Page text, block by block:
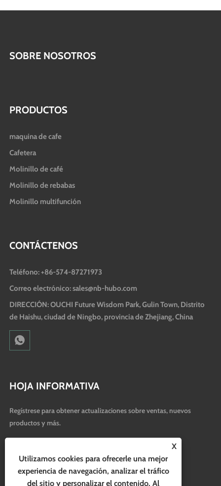
SOBRE NOSOTROS
PRODUCTOS
maquina de cafe
Cafetera
Molinillo de café
Molinillo de rebabas
Molinillo multifunción
CONTÁCTENOS
Teléfono: +86-574-87271973
Correo electrónico: sales@nb-hubo.com
DIRECCIÓN: OUCHI Future Wisdom Park, Gulin Town, Distrito
de Haishu, ciudad de Ningbo, provincia de Zhejiang, China
HOJA INFORMATIVA
Regístrese para obtener actualizaciones sobre ventas, nuevos
productos y más.
X
Utilizamos cookies para ofrecerle una mejor
experiencia de navegación, analizar el tráfico
del sitio y personalizar el contenido. Al